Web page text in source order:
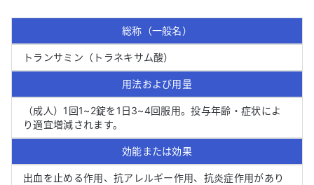
総称（一般名）
トランサミン（トラネキサム酸）
用法および用量
（成人）1回1~2錠を1日3~4回服用。投与年齢・症状によ
り適宜増減されます。
効能または効果
出血を止める作用、抗アレルギー作用、抗炎症作用があり